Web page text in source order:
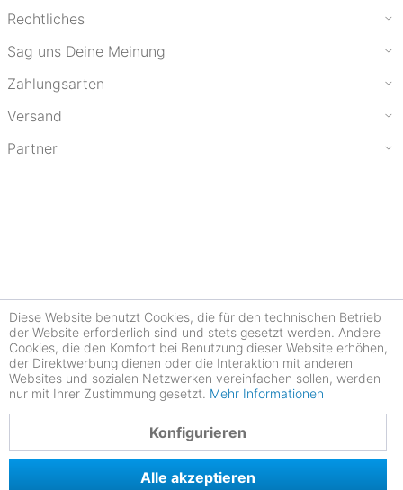
Rechtliches
Sag uns Deine Meinung
Zahlungsarten
Versand
Partner
Diese Website benutzt Cookies, die für den technischen Betrieb
der Website erforderlich sind und stets gesetzt werden. Andere
Cookies, die den Komfort bei Benutzung dieser Website erhöhen,
der Direktwerbung dienen oder die Interaktion mit anderen
Websites und sozialen Netzwerken vereinfachen sollen, werden
nur mit Ihrer Zustimmung gesetzt. Mehr Informationen
Konfigurieren
Alle akzeptieren